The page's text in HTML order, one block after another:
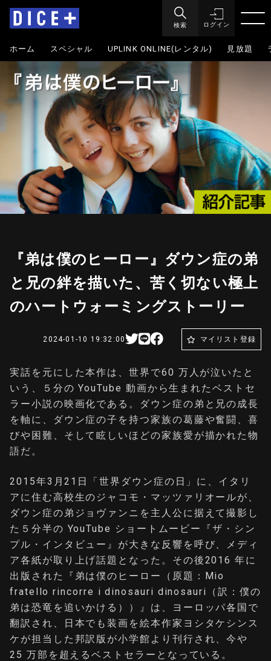
検索 ログイン
ホーム スペシャル UPLINK ONLINE(レンタル) 見放題
『弟は僕のヒーロー』ダウン症の弟
と兄の絆を描いた、苦く切ない極上
のハートウォーミングストーリー
2024-01-10 19:32:00 マイリスト登録
実話を元にした本作は、世界で60 万人が泣いたと
いう、５分の YouTube 動画から生まれたベストセ
ラー小説の映画化である。ダウン症の弟と兄の成長
を軸に、ダウン症の子を持つ家族の葛藤や奮闘、喜
びや困難、そして眩しいほどの家族愛が描かれた物
語だ。
2015年3月21日「世界ダウン症の日」に、イタリ
アに住む高校生のジャコモ・マッツァリオールが、
ダウン症の弟ジョヴァンニを主人公に据えて撮影し
た５分半の YouTube ショートムービー『ザ・シン
プル・インタビュー』が大きな反響を呼び、メディ
ア各紙が取り上げ話題となった。その後2016 年に
出版された『弟は僕のヒーロー（原題：Mio
fratello rincorre i dinosauri dinosauri（訳：僕の
弟は恐竜を追いかける））』は、ヨーロッパ各国で
翻訳され、日本でも装画を絵本作家ヨシタケシンス
ケが担当した邦訳版が小学館より刊行され、今や
25 万部を超えるベストセラーとなっている。